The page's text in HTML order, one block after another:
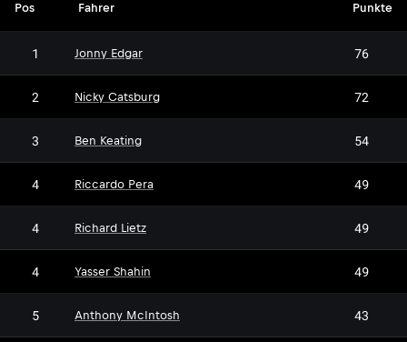
Pos Fahrer Punkte
1 Jonny Edgar 76
2 Nicky Catsburg 72
3 Ben Keating 54
4 Riccardo Pera 49
4 Richard Lietz 49
4 Yasser Shahin 49
5 Anthony McIntosh 43